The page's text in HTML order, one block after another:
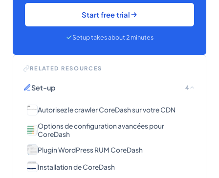
Start free trial
Setup takes about 2 minutes
RELATED RESOURCES
Set-up 4
Autorisez le crawler CoreDash sur votre CDN
Options de configuration avancées pour
CoreDash
Plugin WordPress RUM CoreDash
Installation de CoreDash